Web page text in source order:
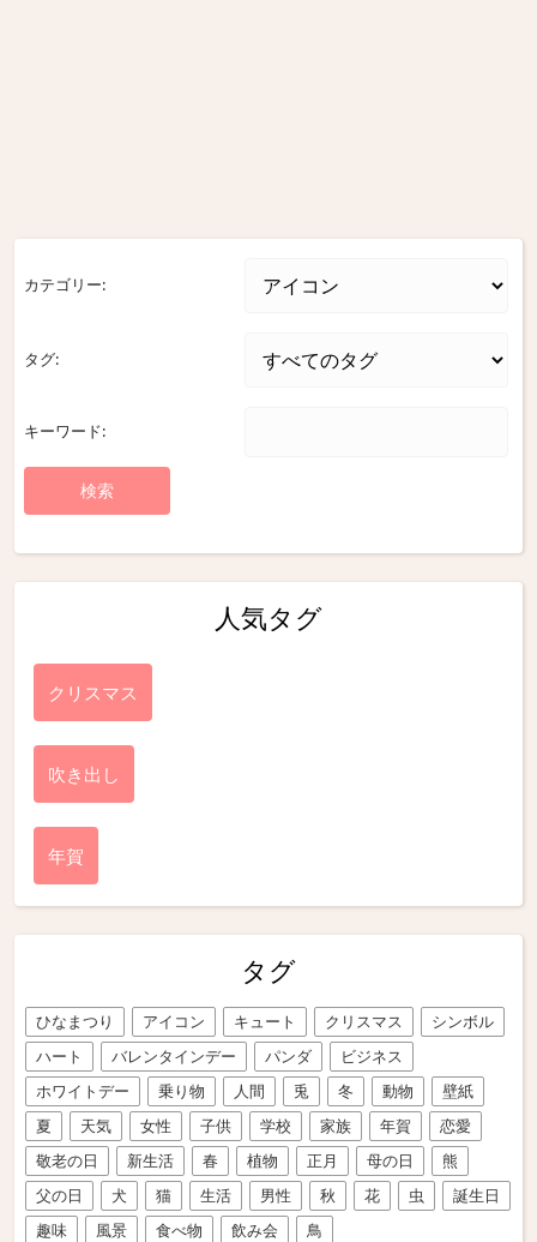
カテゴリー:
タグ:
キーワード:
人気タグ
クリスマス
吹き出し
年賀
タグ
ひなまつり アイコン キュート クリスマス
シンボル
ハート
バレンタインデー パンダ
ビジネス
ホワイトデー
乗り物 人間 兎 冬 動物
壁紙
夏
天気 女性 子供 学校 家族 年賀
恋愛
敬老の日
新生活 春 植物 正月 母の日
熊
父の日
犬 猫 生活 男性 秋 花 虫
誕生日
趣味
風景 食べ物 飲み会 鳥